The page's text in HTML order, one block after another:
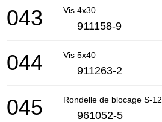
Vis 4x30
043 911158-9
Vis 5x40
044 911263-2
Rondelle de blocage S-12
045 961052-5